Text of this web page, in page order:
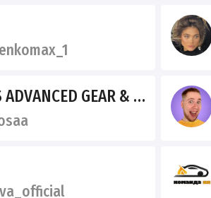
GEAR & EQUIPMENT